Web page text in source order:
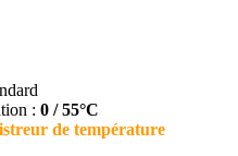
: 0 / 55°C
de température